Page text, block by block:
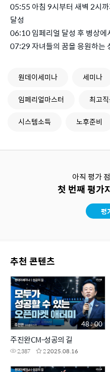
05:55 아침 9시부터 새벽 2시
달성
06:10 임페리얼 달성 후 병상에
07:29 자녀들의 꿈을 응원하는
원데이세미나 세미나
임페리얼마스터
최고
시스템소득
노후준비
아직 평가
첫 번째 평가
평
추천 콘텐츠
주진완CM-성공의 길
2,387 22025.08.16
48 : 00